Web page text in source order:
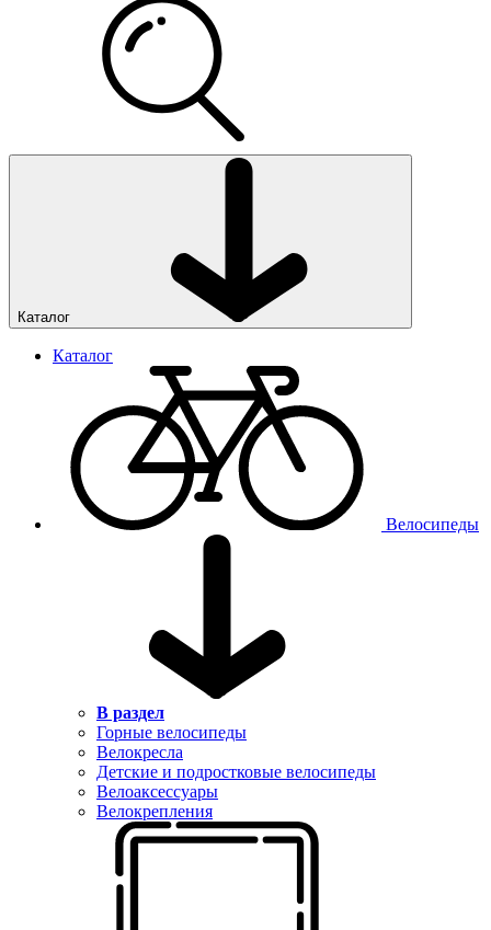
Каталог
Каталог
Велосипеды
В раздел
Горные велосипеды
Велокресла
Детские и подростковые велосипеды
Велоаксессуары
Велокрепления